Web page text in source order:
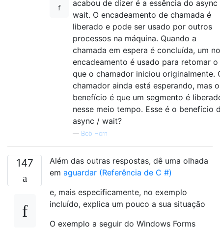
acabou de dizer é a essência do async
wait. O encadeamento de chamada é
liberado e pode ser usado por outros
processos na máquina. Quando a
chamada em espera é concluída, um
encadeamento é usado para retomar o
que o chamador iniciou originalmente.
chamador ainda está esperando, mas o
benefício é que um segmento é
nesse meio tempo. Esse é o benefício
async / wait?
— Bob Horn
147
Além das outras respostas, dê uma olhada
em aguardar (Referência de C #)
e, mais especificamente, no exemplo
incluído, explica um pouco a sua situação
O exemplo a seguir do Windows Forms